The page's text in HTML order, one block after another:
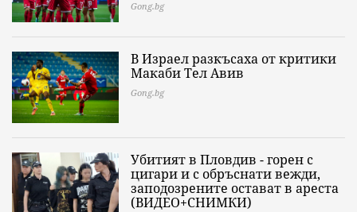
Gong.bg
В Израел разкъсаха от критики
Макаби Тел Авив
Gong.bg
Убитият в Пловдив - горен с
цигари и с обръснати вежди,
заподозрените остават в ареста
(ВИДЕО+СНИМКИ)